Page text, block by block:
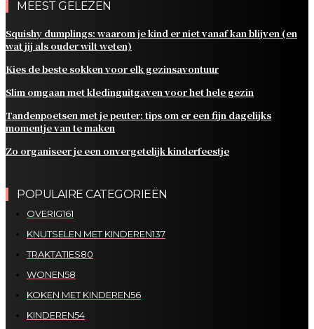
MEEST GELEZEN
Squishy dumplings: waarom je kind er niet vanaf kan blijven (en
wat jij als ouder wilt weten)
Kies de beste sokken voor elk gezinsavontuur
Slim omgaan met kledinguitgaven voor het hele gezin
Tandenpoetsen met je peuter: tips om er een fijn dagelijks
momentje van te maken
Zo organiseer je een onvergetelijk kinderfeestje
POPULAIRE CATEGORIEËN
OVERIG161
KNUTSELEN MET KINDEREN137
TRAKTATIES80
WONEN58
KOKEN MET KINDEREN56
KINDEREN54